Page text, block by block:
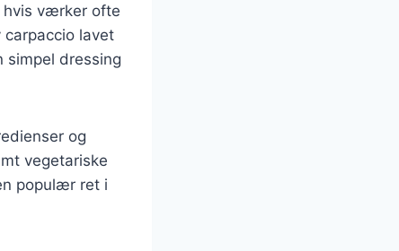
hvis værker ofte
lavet
simpel dressing
og
vegetariske
populær ret i